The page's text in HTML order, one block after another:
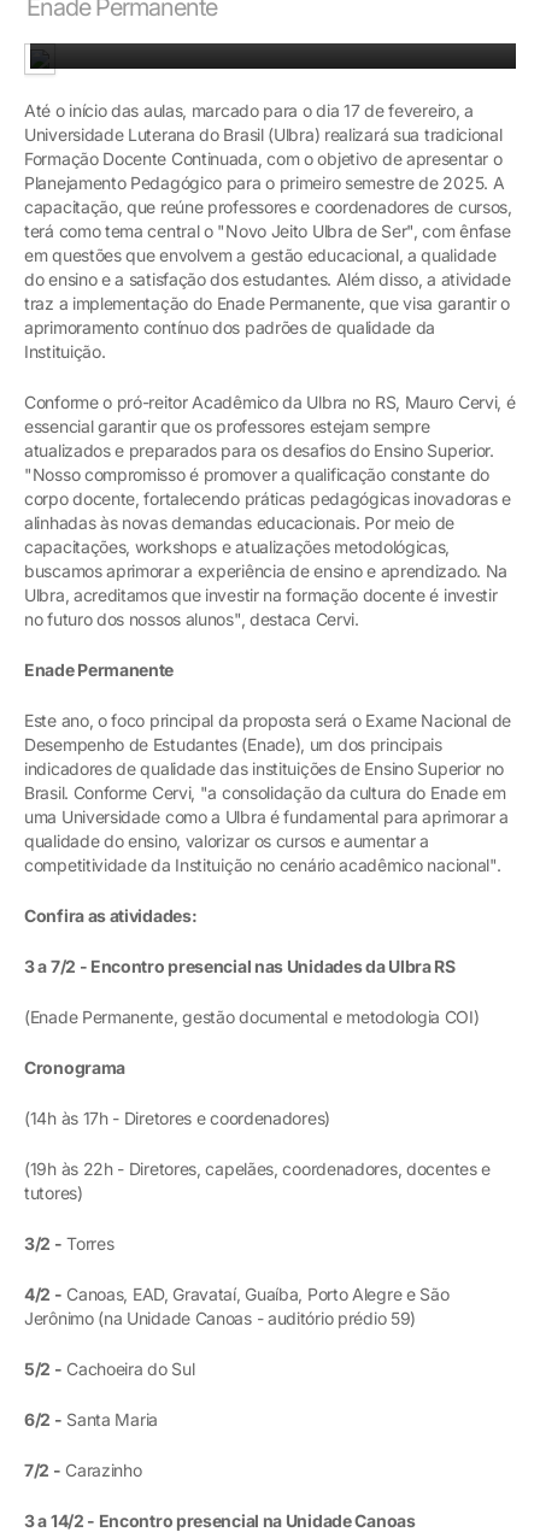
Enade Permanente
Até o início das aulas, marcado para o dia 17 de fevereiro, a
Universidade Luterana do Brasil (Ulbra) realizará sua tradicional
Formação Docente Continuada, com o objetivo de apresentar o
Planejamento Pedagógico para o primeiro semestre de 2025. A
capacitação, que reúne professores e coordenadores de cursos,
terá como tema central o "Novo Jeito Ulbra de Ser", com ênfase
em questões que envolvem a gestão educacional, a qualidade
do ensino e a satisfação dos estudantes. Além disso, a atividade
traz a implementação do Enade Permanente, que visa garantir o
aprimoramento contínuo dos padrões de qualidade da
Instituição.
Conforme o pró-reitor Acadêmico da Ulbra no RS, Mauro Cervi, é
essencial garantir que os professores estejam sempre
atualizados e preparados para os desafios do Ensino Superior.
"Nosso compromisso é promover a qualificação constante do
corpo docente, fortalecendo práticas pedagógicas inovadoras e
alinhadas às novas demandas educacionais. Por meio de
capacitações, workshops e atualizações metodológicas,
buscamos aprimorar a experiência de ensino e aprendizado. Na
Ulbra, acreditamos que investir na formação docente é investir
no futuro dos nossos alunos", destaca Cervi.
Enade Permanente
Este ano, o foco principal da proposta será o Exame Nacional de
Desempenho de Estudantes (Enade), um dos principais
indicadores de qualidade das instituições de Ensino Superior no
Brasil. Conforme Cervi, "a consolidação da cultura do Enade em
uma Universidade como a Ulbra é fundamental para aprimorar a
qualidade do ensino, valorizar os cursos e aumentar a
competitividade da Instituição no cenário acadêmico nacional".
Confira as atividades:
3 a 7/2 - Encontro presencial nas Unidades da Ulbra RS
(Enade Permanente, gestão documental e metodologia COI)
Cronograma
(14h às 17h - Diretores e coordenadores)
(19h às 22h - Diretores, capelães, coordenadores, docentes e
tutores)
3/2 - Torres
4/2 - Canoas, EAD, Gravataí, Guaíba, Porto Alegre e São
Jerônimo (na Unidade Canoas - auditório prédio 59)
5/2 - Cachoeira do Sul
6/2 - Santa Maria
7/2 - Carazinho
3 a 14/2 - Encontro presencial na Unidade Canoas